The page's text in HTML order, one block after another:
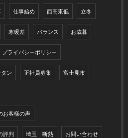
仕事始め 西高東低 立冬
寒暖差 バランス お歳暮
プライバシーポリシー
ン 正社員募集 富士見市
お客様の声
評判 埼玉 断熱 お問い合わせ